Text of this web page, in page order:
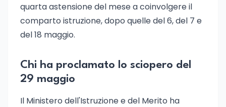
quarta astensione del mese a coinvolgere il
comparto istruzione, dopo quelle del 6, del 7 e
del 18 maggio.
Chi ha proclamato lo sciopero del
29 maggio
Il Ministero dell'Istruzione e del Merito ha